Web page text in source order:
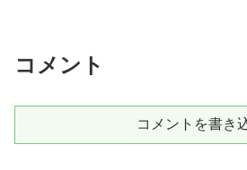
コメント
コメントを書き